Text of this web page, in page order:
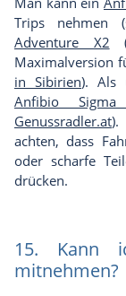
Trips nehmen
Adventure X2
Maximalversion
in Sibirien). Als
Anfibio
Genussradler.at).
achten, dass
oder scharfe
drücken.
15. Kann
mitnehmen?